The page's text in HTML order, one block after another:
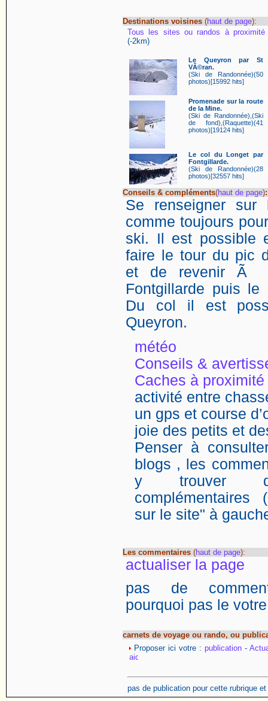
Destinations voisines (haut de page):
Tous les sites ou randos à proximité
(-2km)
Le Queyron par St
VÃ©ran.
(Ski de Randonnée)(50
photos)[15992 hits]
Promenade sur la route
de la Mine.
(Ski de Randonnée),(Ski
de fond),(Raquette)(41
photos)[19124 hits]
Le col du Longet par
Fontgillarde.
(Ski de Randonnée)(28
photos)[32557 hits]
Conseils & compléments(haut de page):
Se renseigner
comme toujours
ski. Il est possible
faire le tour du pic
et de revenir Ã
Fontgillarde puis le
Du col il est
Queyron.
météo
Conseils &
Caches à proximité
activité entre
un gps et course
joie des petits et
Penser à
blogs , les
y trouver
complémentaires
sur le site" à
Les commentaires (haut de page):
actualiser la page
pas de
pourquoi pas le
carnets de voyage ou rando, ou
Proposer ici votre :publication -
pas de publication pour cette rubrique